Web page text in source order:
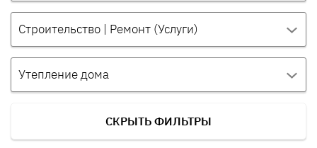
Строительство | Ремонт (Услуги)
Утепление дома
СКРЫТЬ ФИЛЬТРЫ